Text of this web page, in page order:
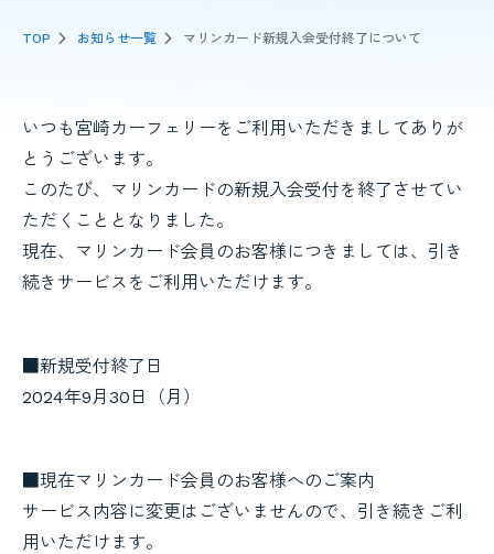
TOP お知らせ一覧 マリンカード新規入会受付終了について
いつも宮崎カーフェリーをご利用いただきましてありが
とうございます。
このたび、マリンカードの新規入会受付を終了させてい
ただくこととなりました。
現在、マリンカード会員のお客様につきましては、引き
続きサービスをご利用いただけます。
■新規受付終了日
2024年9月30日（月）
■現在マリンカード会員のお客様へのご案内
サービス内容に変更はございませんので、引き続きご利
用いただけます。